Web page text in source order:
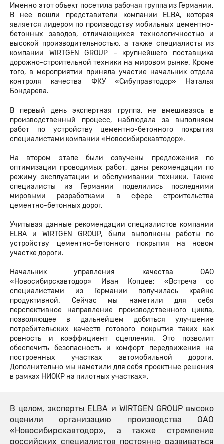
Именно этот объект посетила рабочая группа из Германии.
В нее вошли представители компании ELBA, которая
является лидером по производству мобильных цементно-
бетонных заводов, отличающихся технологичностью и
высокой производительностью, а также специалисты из
компании WIRTGEN GROUP – крупнейшего поставщика
дорожно-строительной техники на мировом рынке. Кроме
того, в мероприятии приняла участие начальник отдела
контроля качества ФКУ «Сибуправтодор» Наталья
Бондарева.
В первый день экспертная группа, не вмешиваясь в
производственный процесс, наблюдала за выполняем
работ по устройству цементно-бетонного покрытия
специалистами компании «Новосибирскавтодор».
На втором этапе были озвучены предложения по
оптимизации проводимых работ, даны рекомендации по
режиму эксплуатации и обслуживании техники. Также
специалисты из Германии поделились последними
мировыми разработками в сфере строительства
цементно-бетонных дорог.
Учитывая данные рекомендации специалистов компании
ELBA и WIRTGEN GROUP, были выполнены работы по
устройству цементно-бетонного покрытия на новом
участке дороги.
Начальник управления качества ОАО
«Новосибирскавтодор» Иван Копцев: «Встреча со
специалистами из Германии получилась крайне
продуктивной. Сейчас мы наметили для себя
перспективное направление производственного цикла,
позволяющее в дальнейшем добиться улучшение
потребительских качеств готового покрытия таких как
ровность и коэффициент сцепления. Это позволит
обеспечить безопасность и комфорт передвижения на
построенных участках автомобильной дороги.
Дополнительно мы наметили для себя проектные решения
в рамках НИОКР на пилотных участках».
В целом, эксперты ELBA и WIRTGEN GROUP высоко
оценили организацию производства ОАО
«Новосибирскавтодор», а также стремление
российских специалистов постоянно развиваться